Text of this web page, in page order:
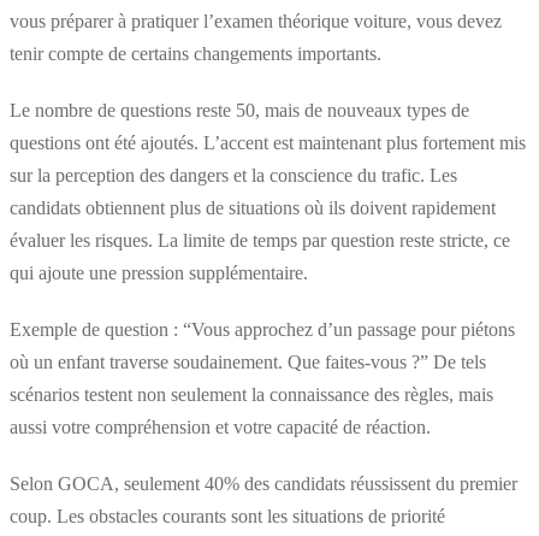
vous préparer à pratiquer l’examen théorique voiture, vous devez
tenir compte de certains changements importants.
Le nombre de questions reste 50, mais de nouveaux types de
questions ont été ajoutés. L’accent est maintenant plus fortement mis
sur la perception des dangers et la conscience du trafic. Les
candidats obtiennent plus de situations où ils doivent rapidement
évaluer les risques. La limite de temps par question reste stricte, ce
qui ajoute une pression supplémentaire.
Exemple de question : “Vous approchez d’un passage pour piétons
où un enfant traverse soudainement. Que faites-vous ?” De tels
scénarios testent non seulement la connaissance des règles, mais
aussi votre compréhension et votre capacité de réaction.
Selon GOCA, seulement 40% des candidats réussissent du premier
coup. Les obstacles courants sont les situations de priorité